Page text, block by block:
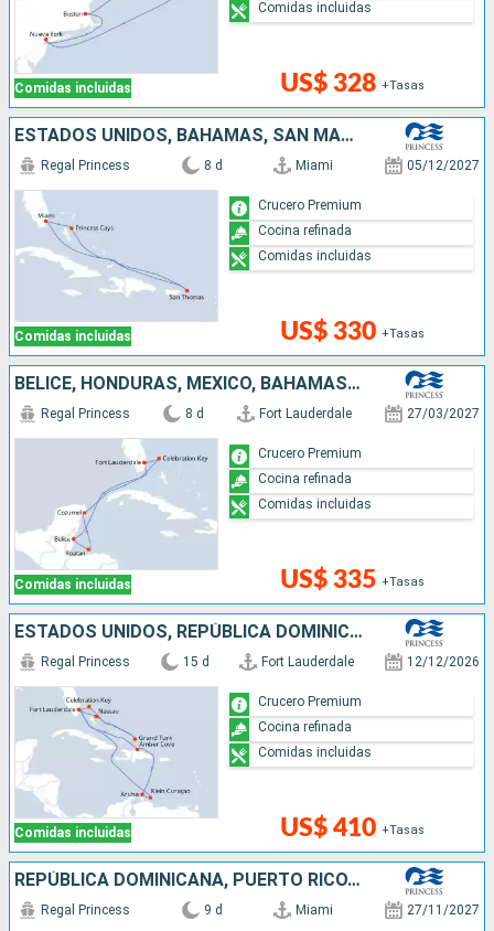
Comidas incluidas US$ 328 +Tasas
Comidas incluidas
ESTADOS UNIDOS, BAHAMAS, SAN MARTÍN
Comidas incluidas
Regal Princess 8 d Miami 05/12/2027
US$ 330 +Tasas
Crucero Premium
Cocina refinada
Comidas incluidas
BELICE, HONDURAS, MÉXICO, BAHAMAS, ESTADOS UNIDOS
Comidas incluidas
Regal Princess 8 d Fort Lauderdale 27/03/2027
US$ 335 +Tasas
Crucero Premium
Cocina refinada
Comidas incluidas
ESTADOS UNIDOS, REPÚBLICA DOMINICANA, ARUBA, BAHAMAS
Comidas incluidas
Regal Princess 15 d Fort Lauderdale 12/12/2026
US$ 410 +Tasas
Crucero Premium
Cocina refinada
Comidas incluidas
REPÚBLICA DOMINICANA, PUERTO RICO, SAN MARTÍN, ESTADOS UNIDOS
Regal Princess 9 d Miami 27/11/2027